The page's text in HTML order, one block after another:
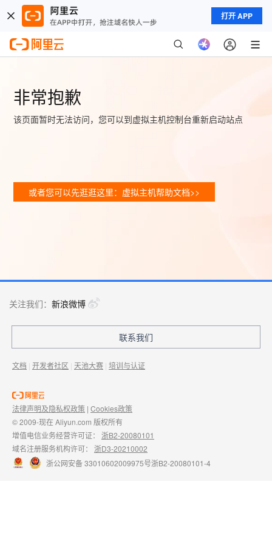
打开 APP
非常抱歉
该页面暂时无法访问，您可以到虚拟主机控制台重新启动站点
或者您可以先逛逛这里：虚拟主机帮助文档>>